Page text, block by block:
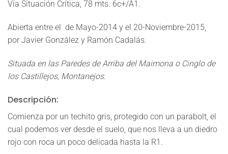
Vía Situación Crítica, 78 mts. 6c+/A1.
Abierta entre el de Mayo-2014 y el 20-Noviembre-2015,
por Javier González y Ramón Cadalás.
Situada en las Paredes de Arriba del Maimona o Cinglo de
los Castillejos, Montanejos.
Descripción:
Comienza por un techito gris, protegido con un parabolt, el
cual podemos ver desde el suelo, que nos lleva a un diedro
rojo con roca un poco delicada hasta la R1.